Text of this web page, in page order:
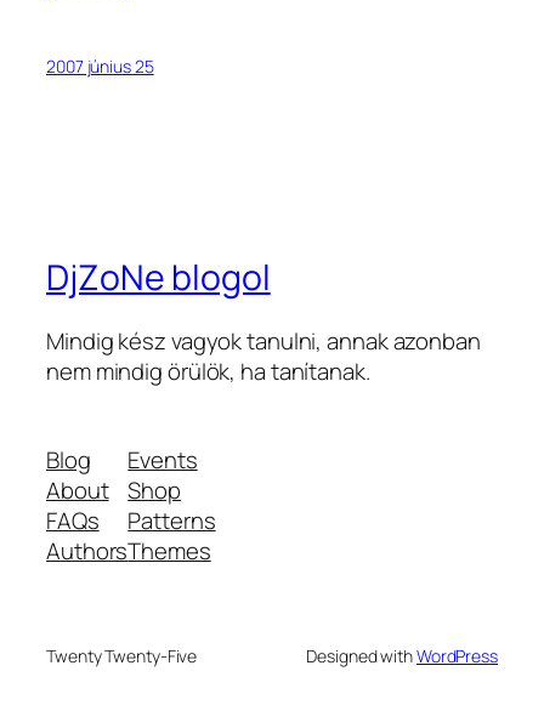
2007 június 25
DjZoNe blogol
Mindig kész vagyok tanulni, annak azonban
nem mindig örülök, ha tanítanak.
Blog
About
FAQs
Authors
Events
Shop
Patterns
Themes
Twenty Twenty-Five Designed withWordPress